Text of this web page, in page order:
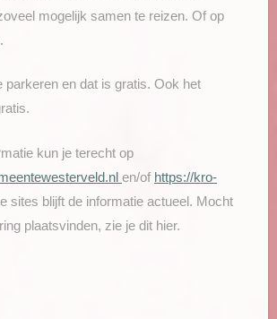
mogelijk samen te reizen. Of op
parkeren en dat is gratis. Ook het
kun je terecht op
en/of https://kro-
sites blijft de informatie actueel. Mocht
plaatsvinden, zie je dit hier.